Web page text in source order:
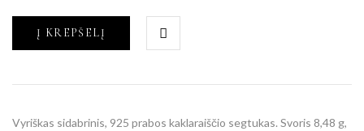
Į KREPŠELĮ
Vyriškas sidabrinis, 925 prabos kaklaraiščio segtukas. Svoris 8,48 g,